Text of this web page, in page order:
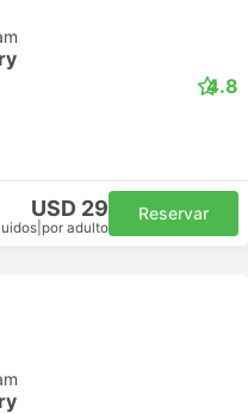
4.8
USD 29
por adulto
Reservar